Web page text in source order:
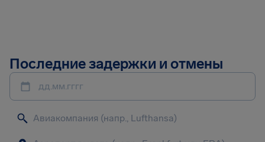
Последние задержки и отмены
дд.мм.гггг